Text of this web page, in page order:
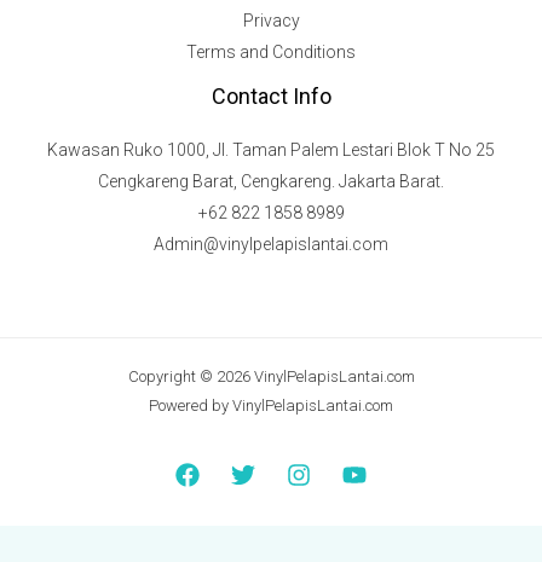
Privacy
Terms and Conditions
Contact Info
Kawasan Ruko 1000, Jl. Taman Palem Lestari Blok T No 25
Cengkareng Barat, Cengkareng. Jakarta Barat.
+62 822 1858 8989
Admin@vinylpelapislantai.com
Copyright © 2026 VinylPelapisLantai.com
Powered by VinylPelapisLantai.com